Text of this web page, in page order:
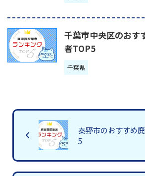
千葉市中央区のおす
者TOP5
千葉県
秦野市のおすすめ
5